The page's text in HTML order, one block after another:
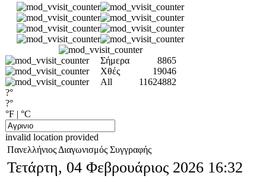
Σήμερα
8865
Χθές
19046
All
11624882
?°
?°
°F | °C
invalid location provided
Πανελλήνιος Διαγωνισμός Συγγραφής
Τετάρτη, 04 Φεβρουάριος 2026 16:32